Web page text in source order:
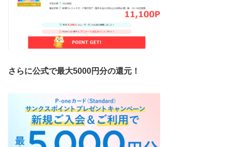
さらに公式で最大5000円分の還元！